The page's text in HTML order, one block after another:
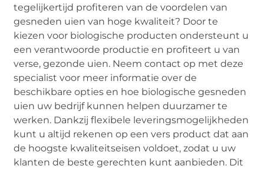
tegelijkertijd profiteren van de voordelen van
gesneden uien van hoge kwaliteit? Door te
kiezen voor biologische producten ondersteunt u
een verantwoorde productie en profiteert u van
verse, gezonde uien. Neem contact op met deze
specialist voor meer informatie over de
beschikbare opties en hoe biologische gesneden
uien uw bedrijf kunnen helpen duurzamer te
werken. Dankzij flexibele leveringsmogelijkheden
kunt u altijd rekenen op een vers product dat aan
de hoogste kwaliteitseisen voldoet, zodat u uw
klanten de beste gerechten kunt aanbieden. Dit